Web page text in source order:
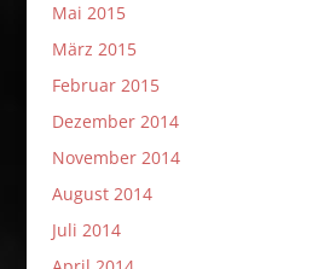
Mai 2015
März 2015
Februar 2015
Dezember 2014
November 2014
August 2014
Juli 2014